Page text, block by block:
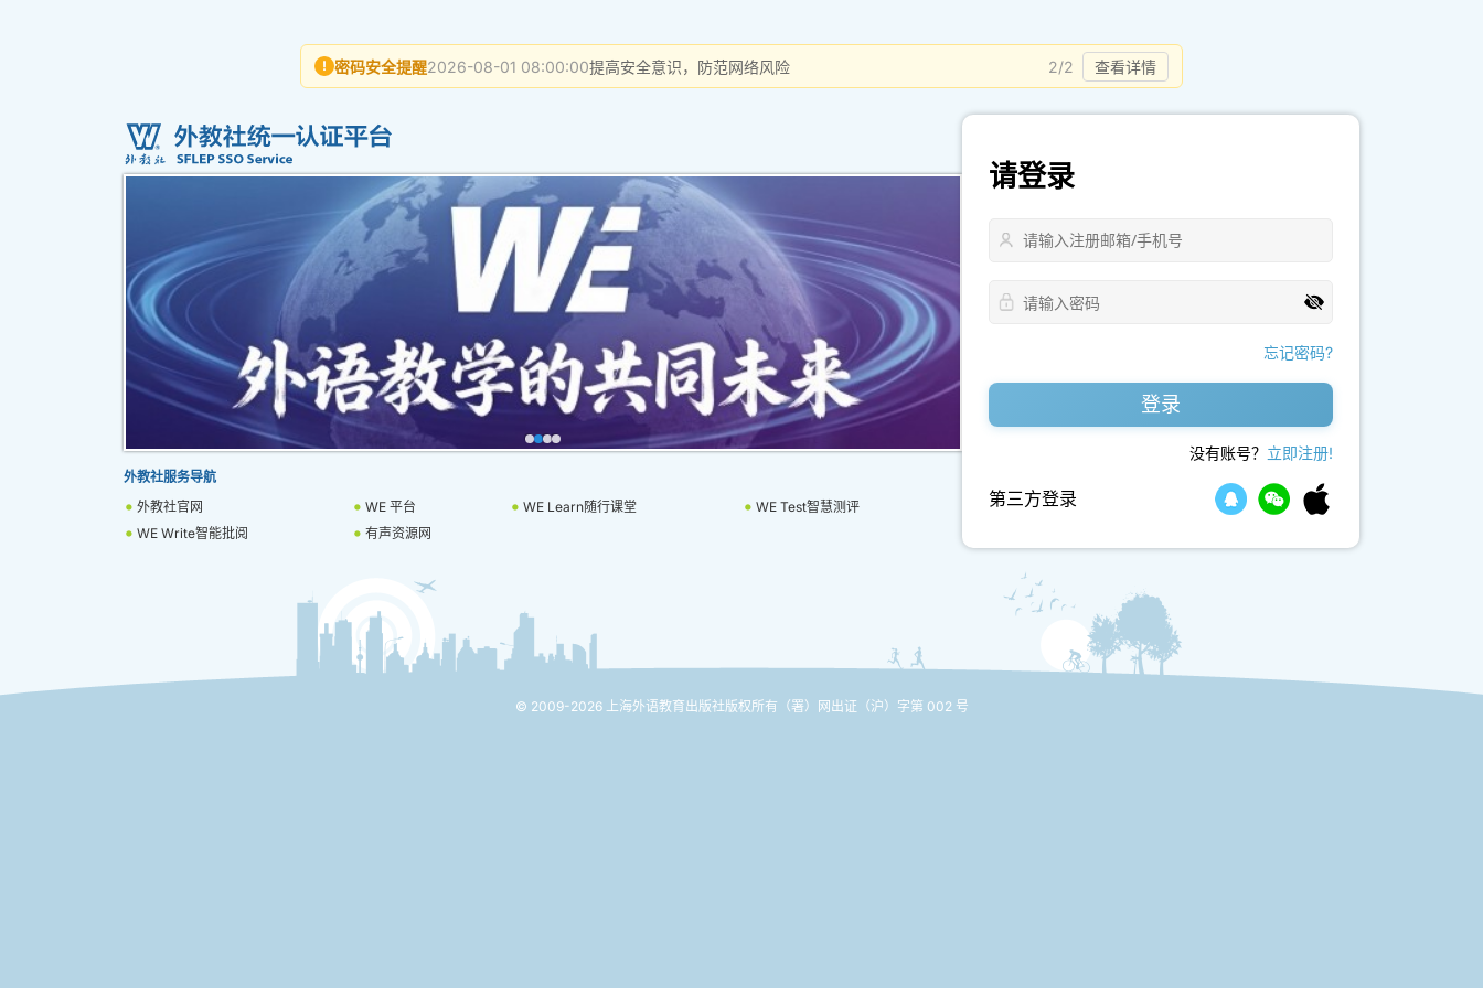
! 密码安全提醒2026-08-01 08:00:00提高安全意识，防范网络风险 2/2 查看详情
外教社服务导航
外教社官网
WE 平台 WE Learn随行课堂
WE Test智慧测评
WE Write智能批阅
有声资源网
请登录
忘记密码?
登录
没有账号？ 立即注册!
第三方登录
© 2009-2026 上海外语教育出版社版权所有 （署）网出证（沪）字第 002 号